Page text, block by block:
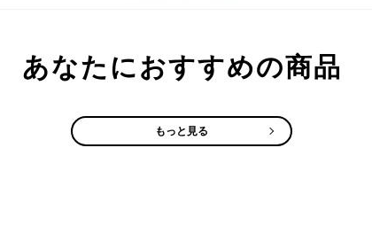
あなたにおすすめの商品
もっと見る